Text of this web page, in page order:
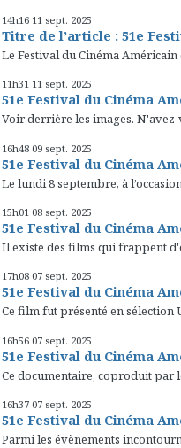
14h16 11 sept. 2025
Titre de l’article : 51e
Le Festival du Cinéma Américain
11h31 11 sept. 2025
51e Festival du Cinéma
Voir derrière les images. N'avez-
16h48 09 sept. 2025
51e Festival du Cinéma
Le lundi 8 septembre, à
15h01 08 sept. 2025
51e Festival du Cinéma
Il existe des films qui frappent
17h08 07 sept. 2025
51e Festival du Cinéma
Ce film fut présenté en sélection
16h56 07 sept. 2025
51e Festival du Cinéma
Ce documentaire, coproduit par
16h37 07 sept. 2025
51e Festival du Cinéma
Parmi les évènements